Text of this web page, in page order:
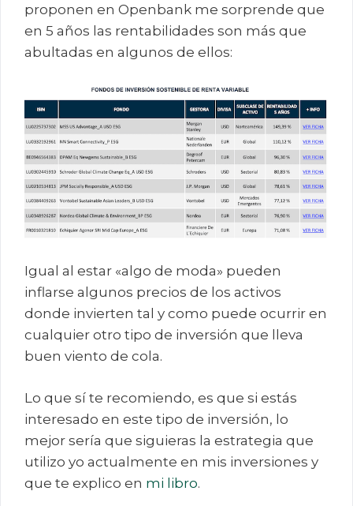
proponen en Openbank me sorprende que
en 5 años las rentabilidades son más que
abultadas en algunos de ellos:
Igual al estar «algo de moda» pueden
inflarse algunos precios de los activos
donde invierten tal y como puede ocurrir en
cualquier otro tipo de inversión que lleva
buen viento de cola.
Lo que sí te recomiendo, es que si estás
interesado en este tipo de inversión, lo
mejor sería que siguieras la estrategia que
utilizo yo actualmente en mis inversiones y
que te explico en mi libro.